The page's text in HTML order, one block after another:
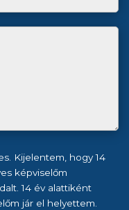
Kijelentem, hogy 14
képviselőm
14 év alattiként
jár el helyettem.